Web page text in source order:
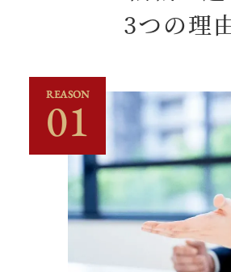
3つの理
REASON
01